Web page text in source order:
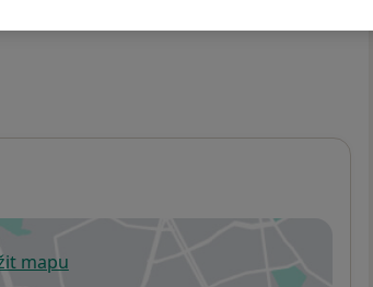
mapu
se otevře v nové záložce